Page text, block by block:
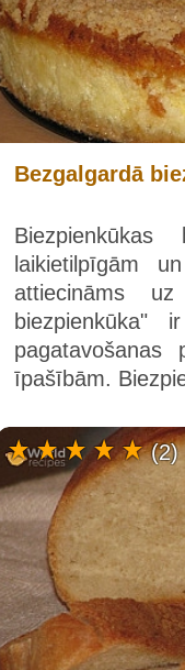
Bezgalgardā
laikietilpīgām
attiecināms
biezpienkūka"
pagatavošanas
īpašībām.
(2)